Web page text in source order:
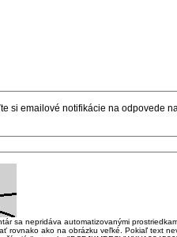
si emailové notifikácie na odpovede
sa nepridáva automatizovanými
rovnako ako na obrázku veľké. Pokiaľ text